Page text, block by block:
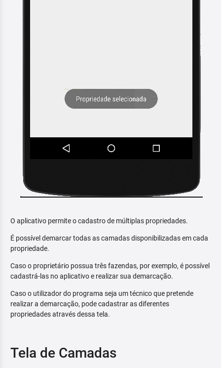
O aplicativo permite o cadastro de múltiplas propriedades.
É possível demarcar todas as camadas disponibilizadas em cada
propriedade.
Caso o proprietário possua três fazendas, por exemplo, é possível
cadastrá-las no aplicativo e realizar sua demarcação.
Caso o utilizador do programa seja um técnico que pretende
realizar a demarcação, pode cadastrar as diferentes
propriedades através dessa tela.
Tela de Camadas